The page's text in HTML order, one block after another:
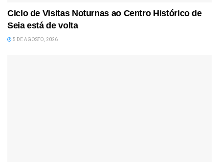
Ciclo de Visitas Noturnas ao Centro Histórico de
Seia está de volta
5 DE AGOSTO, 2026